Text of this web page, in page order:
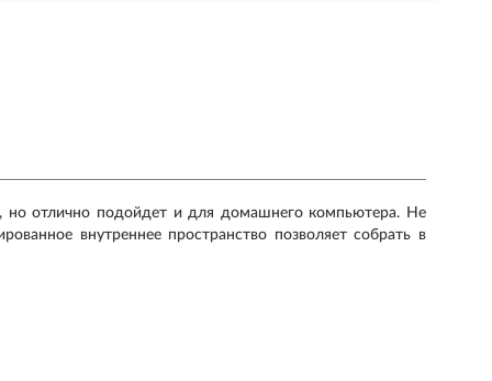
но отлично подойдет и для домашнего компьютера. Не
внутреннее пространство позволяет собрать в